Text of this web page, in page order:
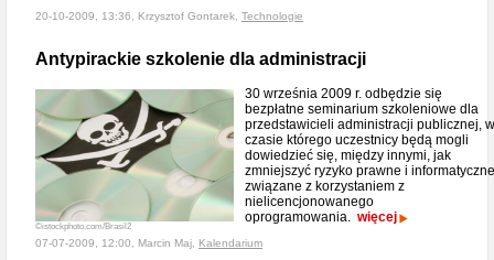
20-10-2009, 13:36, Krzysztof Gontarek, Technologie
Antypirackie szkolenie dla administracji
©istockphoto.com/Brasil2
30 września 2009 r. odbędzie się
bezpłatne seminarium szkoleniowe dla
przedstawicieli administracji publicznej, w
czasie którego uczestnicy będą mogli
dowiedzieć się, między innymi, jak
zmniejszyć ryzyko prawne i informatyczne
związane z korzystaniem z
nielicencjonowanego
oprogramowania. więcej
07-07-2009, 12:00, Marcin Maj, Kalendarium